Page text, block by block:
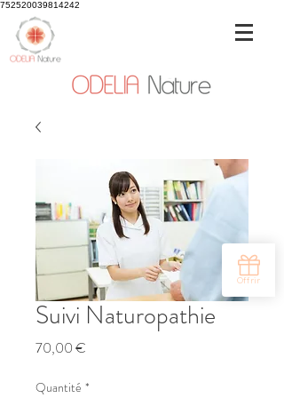
752520039814242
Suivi Naturopathie
70,00 €
Quantité *